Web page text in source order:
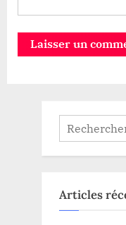
Rechercher :
Articles